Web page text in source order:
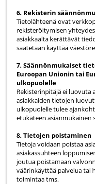
6. Rekisterin
Tietolähteenä ovat
rekisteröitymisen
asiakkaalta kerättävät
saatetaan käyttää
7. Säännönmukaiset
Euroopan Unionin tai
ulkopuolelle
Rekisterinpitäjä ei luovuta
asiakkaiden tietojen
ulkopuolelle tulee
etukäteen asianmukainen
8. Tietojen poistaminen
Tietoja voidaan poistaa
asiakassuhteen
joutua poistamaan
väärinkäyttää palvelua tai
toimintaa tms.